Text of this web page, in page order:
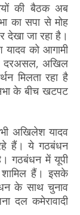
की बैठक अब
का सपा से मोह
जा रहा है।
को आगामी
दरअसल, अखिल
मिलता रहा है
के बीच खटपट
अखिलेश यादव
हैं। ये गठबंधन
गठबंधन में यूपी
हैं। इसके
के साथ चुनाव
दल कमेरावादी